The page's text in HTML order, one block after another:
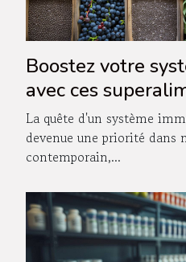
Boostez votre
avec ces
La quête d'un système
devenue une priorité dans
contemporain,...